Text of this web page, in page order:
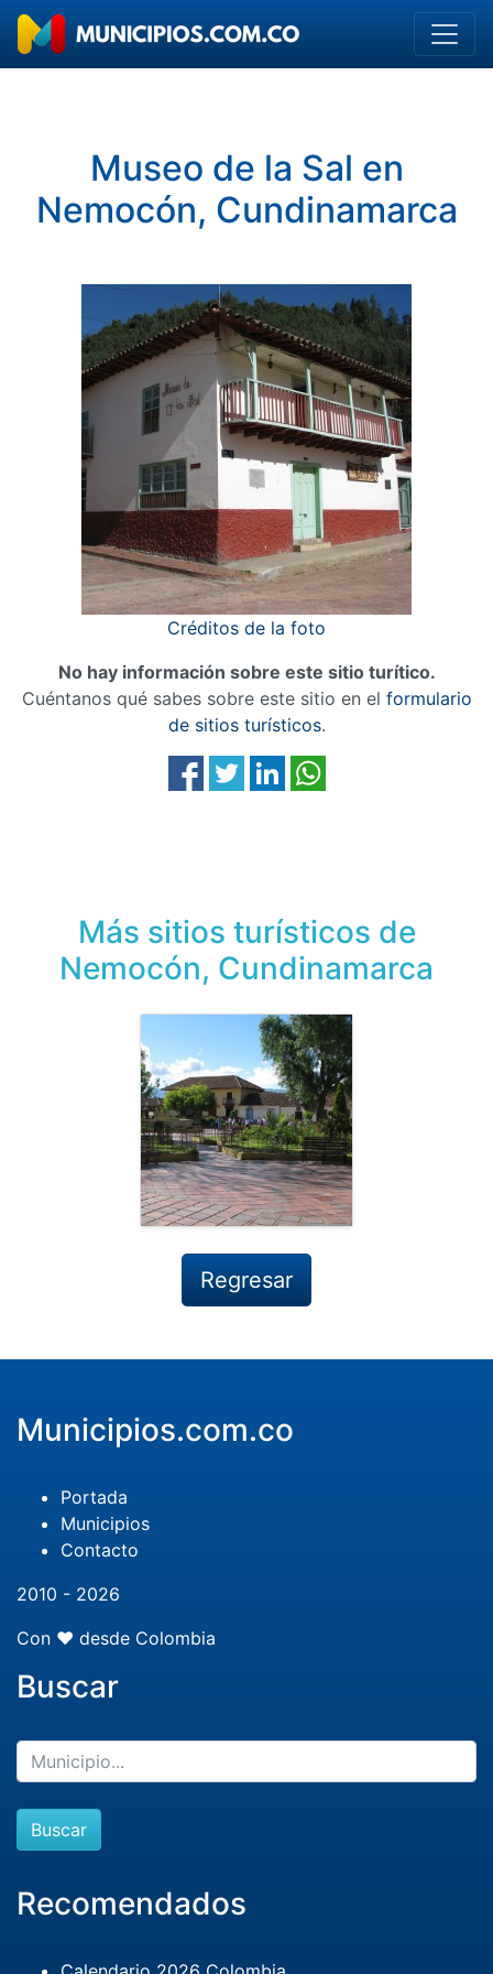
Museo de la Sal en
Nemocón, Cundinamarca
Créditos de la foto
No hay información sobre este sitio turítico.
Cuéntanos qué sabes sobre este sitio en el formulario
de sitios turísticos.
Más sitios turísticos de
Nemocón, Cundinamarca
Regresar
Municipios.com.co
Portada
Municipios
Contacto
2010 - 2026
Con ❤️ desde Colombia
Buscar
Buscar
Recomendados